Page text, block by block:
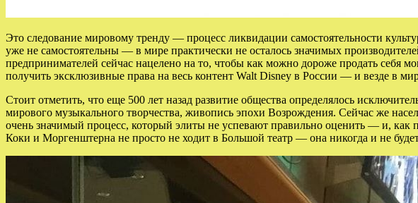
Это следование мировому тренду — процесс ликвидации самостоятельности
уже не самостоятельны — в мире практически не осталось значимых
предпринимателей сейчас нацелено на то, чтобы как можно дороже продать себя
получить эксклюзивные права на весь контент Walt Disney в России — и везде в
Стоит отметить, что еще 500 лет назад развитие общества определялось
мирового музыкального творчества, живопись эпохи Возрождения. Сейчас же
очень значимый процесс, который элиты не успевают правильно оценить — и, как
Коки и Моргенштерна не просто не ходит в Большой театр — она никогда и не